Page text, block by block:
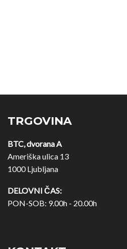
TRGOVINA
BTC, dvorana A
Ameriška ulica 13
1000 Ljubljana
DELOVNI ČAS:
PON-SOB: 9.00h - 20.00h